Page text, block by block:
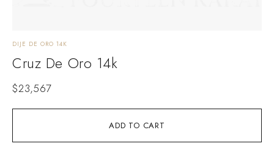
ADD TO CART
DIJE DE ORO 14K
Cruz De Oro 14k
$23,567